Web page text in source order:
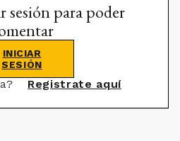
sesión para poder
INICIAR
SESIÓN
Registrate aquí